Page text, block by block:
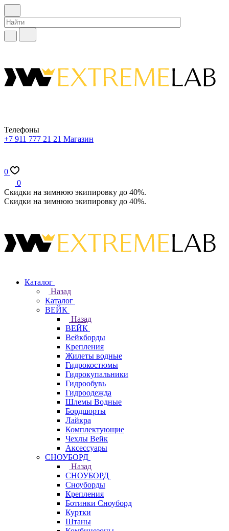
Телефоны
+7 911 777 21 21 Магазин
0
0
Скидки на зимнюю экипировку до 40%.
Скидки на зимнюю экипировку до 40%.
Каталог
Назад
Каталог
ВЕЙК
Назад
ВЕЙК
Вейкборды
Крепления
Жилеты водные
Гидрокостюмы
Гидрокупальники
Гидрообувь
Гидроодежда
Шлемы Водные
Бордшорты
Лайкра
Комплектующие
Чехлы Вейк
Аксессуары
СНОУБОРД
Назад
СНОУБОРД
Сноуборды
Крепления
Ботинки Сноуборд
Куртки
Штаны